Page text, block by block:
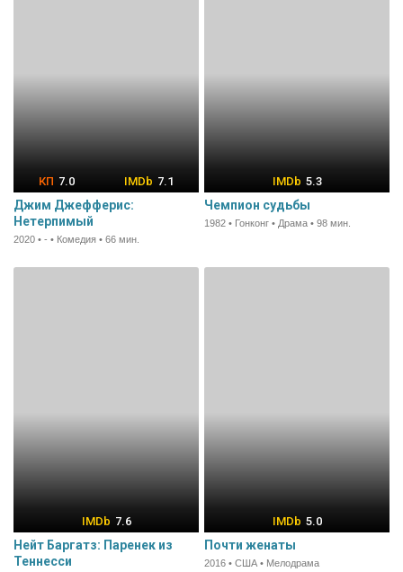
7.0 7.1
Джим Джефферис:
Нетерпимый
2020 • - • Комедия • 66 мин.
5.3
Чемпион судьбы
1982 • Гонконг • Драма • 98 мин.
7.6
Нейт Баргатз: Паренек из
Теннесси
5.0
Почти женаты
2016 • США • Мелодрама